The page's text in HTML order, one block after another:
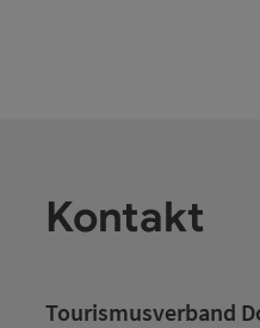
Kontakt
Tourismusverband